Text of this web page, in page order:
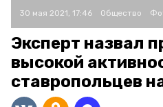
30 мая 2021, 17:46 Общество
Эксперт назвал
высокой
ставропольцев